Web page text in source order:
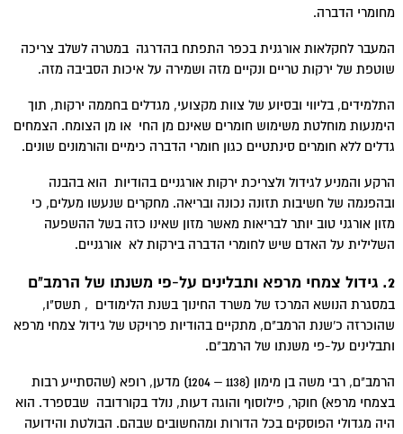
מחומרי הדברה.
המעבר לחקלאות אורגנית בכפר התפתח בהדרגה במטרה לשלב צריכה
שוטפת של ירקות טריים ונקיים מזה ושמירה על איכות הסביבה מזה.
התלמידים, בליווי ובסיוע של צוות מקצועי, מגדלים בחממה ירקות, תוך
הימנעות מוחלטת משימוש חומרים שאינם מן החי או מן הצומח. הצמחים
גדלים ללא חומרים סינתטיים כגון חומרי הדברה כימיים והורמונים שונים.
הרקע והמניע לגידול ולצריכת ירקות אורגניים בהודיות הוא בהבנה
ובהפנמה של חשיבות תזונה נכונה ובריאה. מחקרים שנעשו מעלים, כי
מזון אורגני טוב יותר לבריאות מאשר מזון שאינו כזה בשל ההשפעה
השלילית על האדם שיש לחומרי הדברה בירקות לא אורגניים.
2. גידול צמחי מרפא ותבלינים על-פי משנתו של הרמב"ם
במסגרת הנושא המרכז של משרד החינוך בשנת הלימודים , תשס"ו,
שהוכרזה כ'שנת הרמב"ם, מתקיים בהודיות פרויקט של גידול צמחי מרפא
ותבלינים על-פי משנתו של הרמב"ם.
הרמב"ם, רבי משה בן מימון (1138 – 1204) מדען, רופא (שהסתייע רבות
בצמחי מרפא) חוקר, פילוסוף והוגה דעות, נולד בקורדובה שבספרד. הוא
היה מגדולי הפוסקים בכל הדורות ומהחשובים שבהם. הבולטת והידועה